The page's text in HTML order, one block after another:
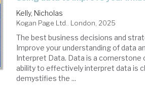
Kelly, Nicholas
Kogan Page Ltd.. London, 2025
The best business decisions and
Improve your understanding of data
Interpret Data. Data is a cornerstone
ability to effectively interpret data is
demystifies the ...